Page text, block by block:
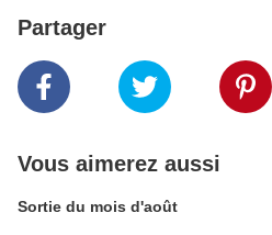
Partager
Vous aimerez aussi
Sortie du mois d'août